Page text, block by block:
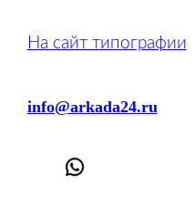
На сайт типографии
info@arkada24.ru